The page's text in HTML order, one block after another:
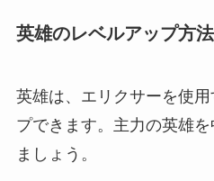
英雄のレベルアップ方法
英雄は、エリクサーを使
プできます。主力の英雄
ましょう。